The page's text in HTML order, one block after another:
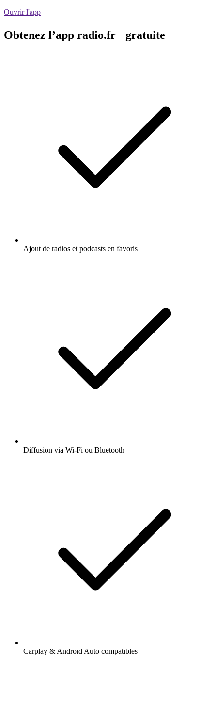
Ouvrir l'app
Obtenez l’app radio.fr gratuite
Ajout de radios et podcasts en favoris
Diffusion via Wi-Fi ou Bluetooth
Carplay & Android Auto compatibles